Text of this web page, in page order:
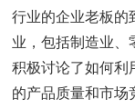
行业的企业老板的
业，包括制造业、
积极讨论了如何利
的产品质量和市场